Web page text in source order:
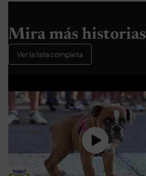
Mira más historias
Ver la lista completa